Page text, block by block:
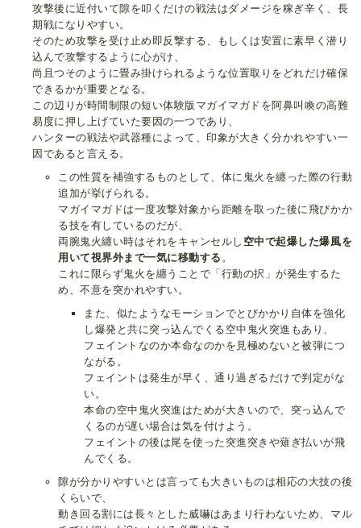
攻撃後に近付いて隙を叩くだけの戦法はダメージを稼ぎ辛く、長
期戦になりやすい。
そのため攻撃を受け止め即反撃する、もしくは安置に素早く潜り
込んで攻撃するように心がけ、
尚且つそのように畳み掛けられるような位置取りをどれだけ確保
できるかが重要となる。
この辺りが時間制限の短い体験版マガイマガドを阿鼻叫喚の高難
易度に押し上げていた要因の一つであり、
ハンターの戦法や武器種によって、印象が大きく分かれやすい一
因であると言える。
この性質を補強するものとして、体に鬼火を纏った際の行動
追加が挙げられる。
マガイマガドは一度攻撃対象から距離を取った後に飛びかか
る技を有しているのだが、
両腕鬼火纏い時はそれをキャンセルし 空中で起爆した爆風を
用いて視界外まで一気に移動する 。
これに限らず鬼火を纏うことで「行動の択」が発生するた
め、不意を突かれやすい。
また、似たようなモーションでとびかかり自体を強化
し爆発と共に突っ込んでくる空中鬼火突進もあり、
フェイントなのか本命なのかを見極めないと被弾につ
ながる。
フェイントは発生が早く、通り過ぎるだけで判定がな
い。
本命の空中鬼火突進はためが大きいので、突っ込んで
くるのが遅い場合は気を付けよう。
フェイントの後は尾を使った突進突きや薙ぎ払いが飛
んでくる。
隙が分かりやすいとは言っても大きいものは相応の大技の後
くらいで、
動き回る割には長々とした威嚇はあまり行わないため、マル